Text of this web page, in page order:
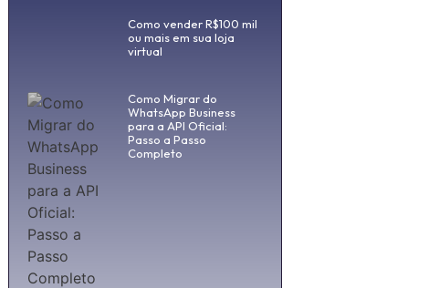
Como vender R$100 mil
ou mais em sua loja
virtual
Como Migrar do
WhatsApp Business
para a API Oficial:
Passo a Passo
Completo